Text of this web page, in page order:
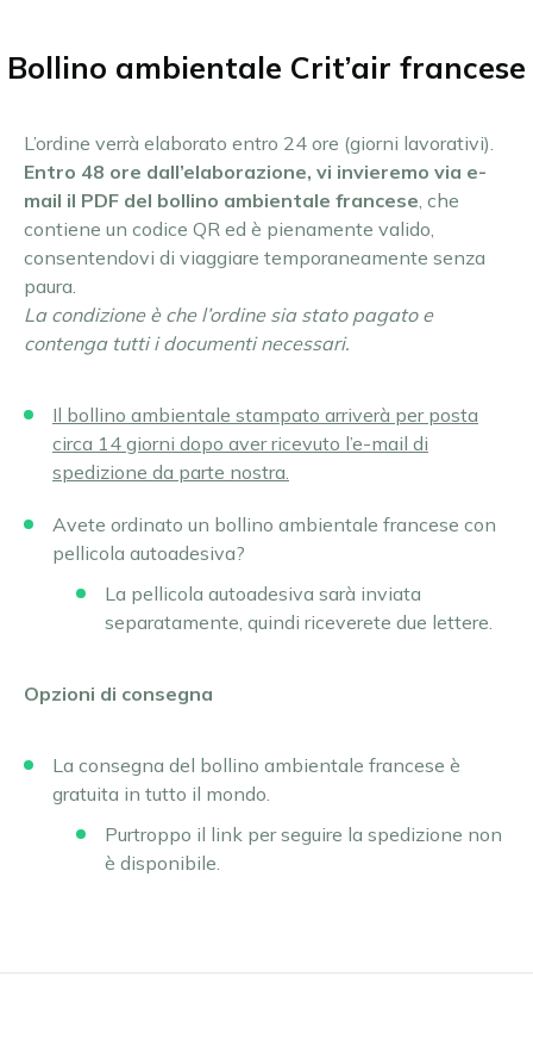
Bollino ambientale Crit’air francese
L’ordine verrà elaborato entro 24 ore (giorni lavorativi).
Entro 48 ore dall’elaborazione, vi invieremo via e-
mail il PDF del bollino ambientale francese, che
contiene un codice QR ed è pienamente valido,
consentendovi di viaggiare temporaneamente senza
paura.
La condizione è che l’ordine sia stato pagato e
contenga tutti i documenti necessari.
Il bollino ambientale stampato arriverà per posta
circa 14 giorni dopo aver ricevuto l’e-mail di
spedizione da parte nostra.
Avete ordinato un bollino ambientale francese con
pellicola autoadesiva?
La pellicola autoadesiva sarà inviata
separatamente, quindi riceverete due lettere.
Opzioni di consegna
La consegna del bollino ambientale francese è
gratuita in tutto il mondo.
Purtroppo il link per seguire la spedizione non
è disponibile.